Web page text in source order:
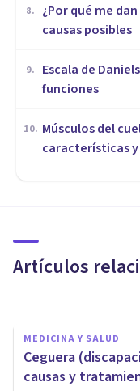
8.
¿Por qué me
causas posibles
9.
Escala de
funciones
10. Músculos del
características
Artículos
tratamiento
MEDICINA Y SALUD
Ceguera
causas y